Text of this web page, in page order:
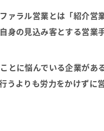
ァラル営業とは 「紹介営
の見込み客とする営業
とに悩んでいる企業があ
うよりも労力をかけずに